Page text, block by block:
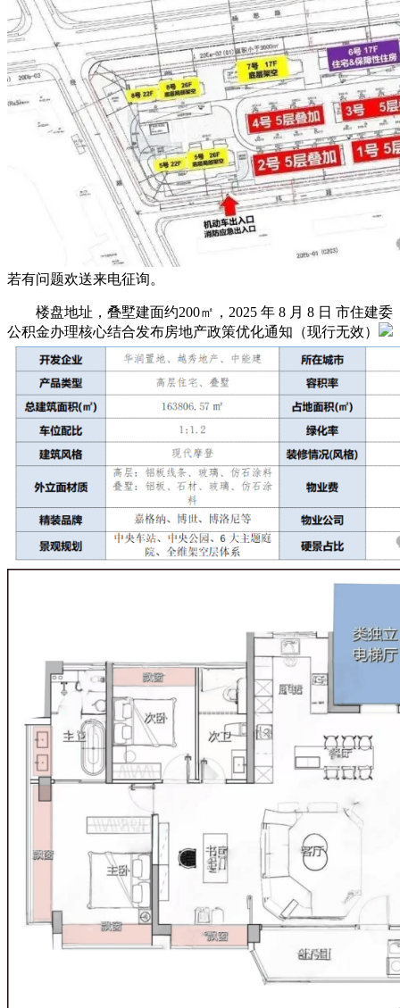
若有问题欢送来电征询。
楼盘地址，叠墅建面约200㎡，2025 年 8 月 8 日 市住建委
公积金办理核心结合发布房地产政策优化通知（现行无效）